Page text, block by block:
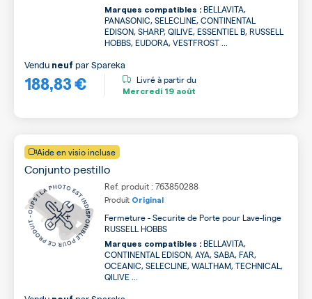
Marques compatibles : BELLAVITA,
PANASONIC, SELECLINE, CONTINENTAL
EDISON, SHARP, QILIVE, ESSENTIEL B, RUSSELL
HOBBS, EUDORA, VESTFROST ...
188,83 €
Vendu neuf parSpareka
Livré à partir du
Mercredi 19 août
Aide en visio incluse
Conjunto pestillo
Ref. produit : 763850288
Produit Original
Fermeture - Securite de Porte pour Lave-linge
RUSSELL HOBBS
Marques compatibles : BELLAVITA,
CONTINENTAL EDISON, AYA, SABA, FAR,
OCEANIC, SELECLINE, WALTHAM, TECHNICAL,
QILIVE ...